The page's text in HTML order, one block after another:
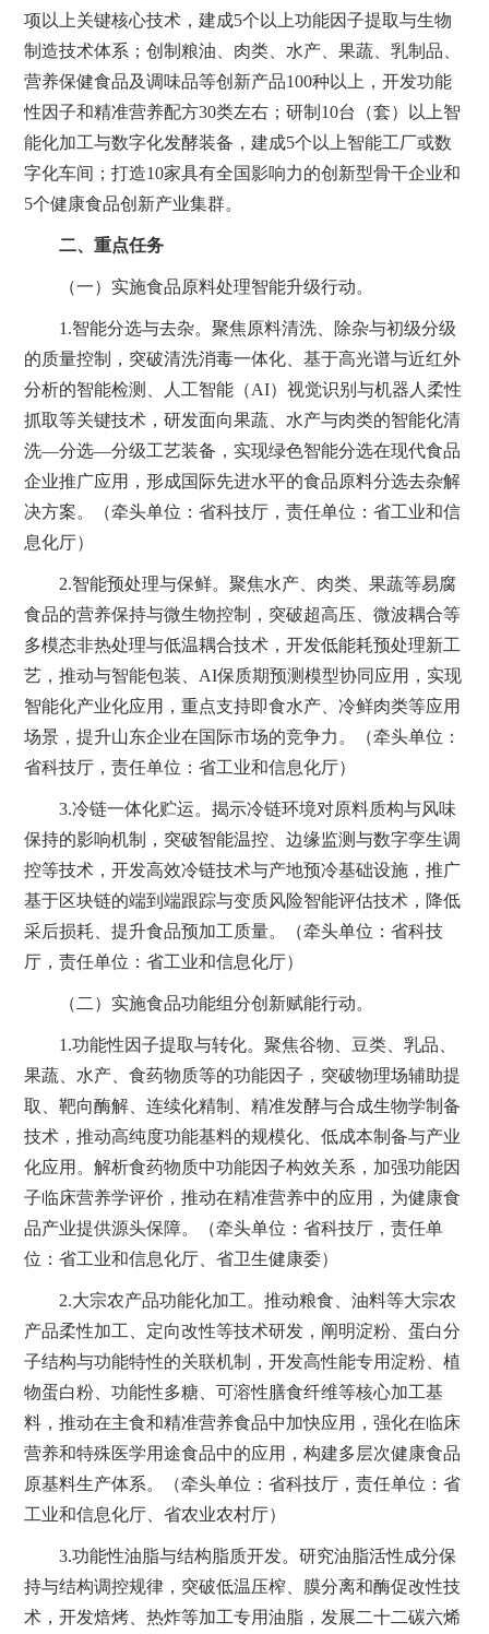
项以上关键核心技术，建成5个以上功能因子提取与生物
制造技术体系；创制粮油、肉类、水产、果蔬、乳制品、
营养保健食品及调味品等创新产品100种以上，开发功能
性因子和精准营养配方30类左右；研制10台（套）以上智
能化加工与数字化发酵装备，建成5个以上智能工厂或数
字化车间；打造10家具有全国影响力的创新型骨干企业和
5个健康食品创新产业集群。
二、重点任务
（一）实施食品原料处理智能升级行动。
1.智能分选与去杂。聚焦原料清洗、除杂与初级分级
的质量控制，突破清洗消毒一体化、基于高光谱与近红外
分析的智能检测、人工智能（AI）视觉识别与机器人柔性
抓取等关键技术，研发面向果蔬、水产与肉类的智能化清
洗—分选—分级工艺装备，实现绿色智能分选在现代食品
企业推广应用，形成国际先进水平的食品原料分选去杂解
决方案。（牵头单位：省科技厅，责任单位：省工业和信
息化厅）
2.智能预处理与保鲜。聚焦水产、肉类、果蔬等易腐
食品的营养保持与微生物控制，突破超高压、微波耦合等
多模态非热处理与低温耦合技术，开发低能耗预处理新工
艺，推动与智能包装、AI保质期预测模型协同应用，实现
智能化产业化应用，重点支持即食水产、冷鲜肉类等应用
场景，提升山东企业在国际市场的竞争力。（牵头单位：
省科技厅，责任单位：省工业和信息化厅）
3.冷链一体化贮运。揭示冷链环境对原料质构与风味
保持的影响机制，突破智能温控、边缘监测与数字孪生调
控等技术，开发高效冷链技术与产地预冷基础设施，推广
基于区块链的端到端跟踪与变质风险智能评估技术，降低
采后损耗、提升食品预加工质量。（牵头单位：省科技
厅，责任单位：省工业和信息化厅）
（二）实施食品功能组分创新赋能行动。
1.功能性因子提取与转化。聚焦谷物、豆类、乳品、
果蔬、水产、食药物质等的功能因子，突破物理场辅助提
取、靶向酶解、连续化精制、精准发酵与合成生物学制备
技术，推动高纯度功能基料的规模化、低成本制备与产业
化应用。解析食药物质中功能因子构效关系，加强功能因
子临床营养学评价，推动在精准营养中的应用，为健康食
品产业提供源头保障。（牵头单位：省科技厅，责任单
位：省工业和信息化厅、省卫生健康委）
2.大宗农产品功能化加工。推动粮食、油料等大宗农
产品柔性加工、定向改性等技术研发，阐明淀粉、蛋白分
子结构与功能特性的关联机制，开发高性能专用淀粉、植
物蛋白粉、功能性多糖、可溶性膳食纤维等核心加工基
料，推动在主食和精准营养食品中加快应用，强化在临床
营养和特殊医学用途食品中的应用，构建多层次健康食品
原基料生产体系。（牵头单位：省科技厅，责任单位：省
工业和信息化厅、省农业农村厅）
3.功能性油脂与结构脂质开发。研究油脂活性成分保
持与结构调控规律，突破低温压榨、膜分离和酶促改性技
术，开发焙烤、热炸等加工专用油脂，发展二十二碳六烯